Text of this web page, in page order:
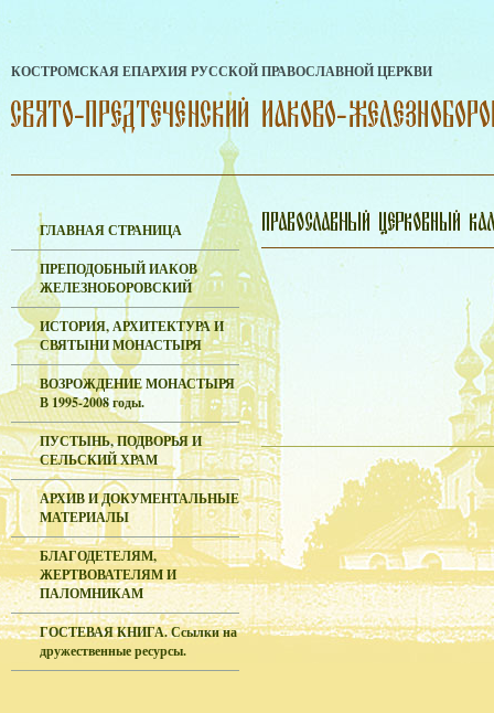
КОСТРОМСКАЯ ЕПАРХИЯ РУССКОЙ ПРАВОСЛАВНОЙ ЦЕРКВИ
ГЛАВНАЯ СТРАНИЦА
ПРЕПОДОБНЫЙ ИАКОВ
ЖЕЛЕЗНОБОРОВСКИЙ
ИСТОРИЯ, АРХИТЕКТУРА И
СВЯТЫНИ МОНАСТЫРЯ
ВОЗРОЖДЕНИЕ МОНАСТЫРЯ
В 1995-2008 годы.
ПУСТЫНЬ, ПОДВОРЬЯ И
СЕЛЬСКИЙ ХРАМ
АРХИВ И ДОКУМЕНТАЛЬНЫЕ
МАТЕРИАЛЫ
БЛАГОДЕТЕЛЯМ,
ЖЕРТВОВАТЕЛЯМ И
ПАЛОМНИКАМ
ГОСТЕВАЯ КНИГА. Ссылки на
дружественные ресурсы.